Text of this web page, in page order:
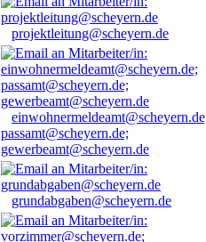
projektleitung@scheyern.de
passamt@scheyern.de;
gewerbeamt@scheyern.de
grundabgaben@scheyern.de